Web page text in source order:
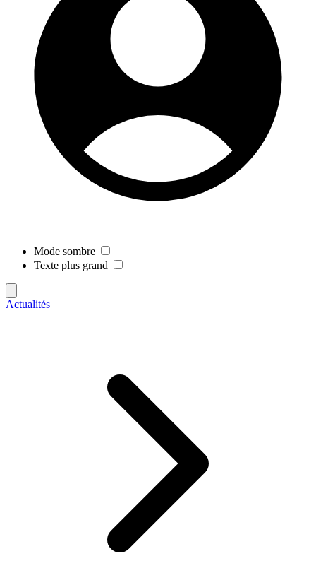
Mode sombre
Texte plus grand
Actualités